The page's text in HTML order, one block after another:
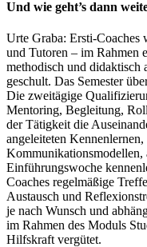
Und wie geht’s dann
Urte Graba: Ersti-Coaches
und Tutoren – im Rahmen
methodisch und didaktisch
geschult. Das Semester
Die zweitägige
Mentoring, Begleitung,
der Tätigkeit die
angeleiteten
Kommunikationsmodellen,
Einführungswoche
Coaches regelmäßige
Austausch und
je nach Wunsch und
im Rahmen des Moduls
Hilfskraft vergütet.